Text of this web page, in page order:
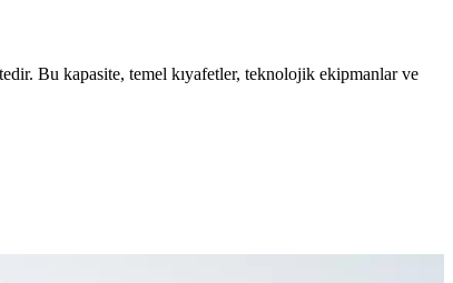
Bu kapasite, temel kıyafetler, teknolojik ekipmanlar ve